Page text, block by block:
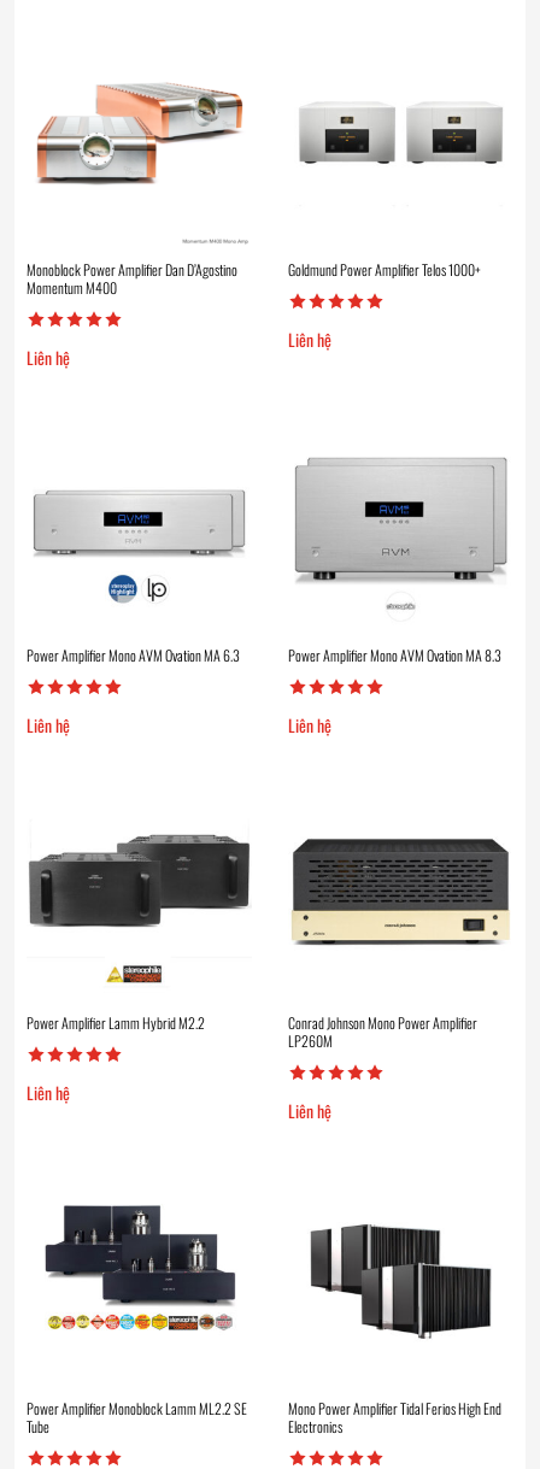
Monoblock Power Amplifier Dan D’Agostino
Momentum M400
Liên hệ
Goldmund Power Amplifier Telos 1000+
Liên hệ
Power Amplifier Mono AVM Ovation MA 6.3
Liên hệ
Power Amplifier Mono AVM Ovation MA 8.3
Liên hệ
Power Amplifier Lamm Hybrid M2.2
Liên hệ
Conrad Johnson Mono Power Amplifier
LP260M
Liên hệ
Power Amplifier Monoblock Lamm ML2.2 SE
Tube
Mono Power Amplifier Tidal Ferios High End
Electronics